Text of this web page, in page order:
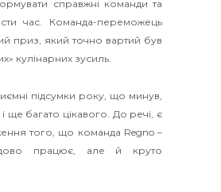
справжні команди та
час. Команда-переможець
приз, який точно вартий був
кулінарних зусиль.
підсумки року, що минув,
ще багато цікавого. До речі, є
того, що команда Regno –
працює, але й круто